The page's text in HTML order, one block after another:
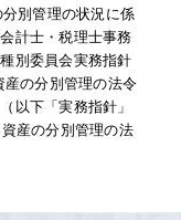
別管理の状況に係
計士・税理士事務
別委員会実務指針
の分別管理の法令
以下「実務指針」
産の分別管理の法